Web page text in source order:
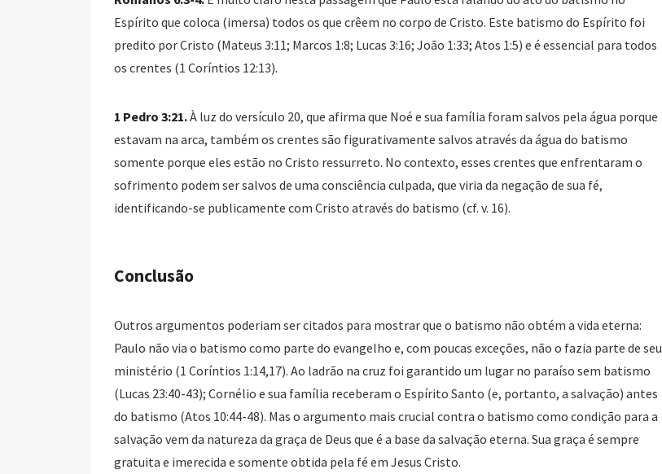
Espírito que coloca (imersa) todos os que crêem no corpo de Cristo. Este batismo do Espírito foi
predito por Cristo (Mateus 3:11; Marcos 1:8; Lucas 3:16; João 1:33; Atos 1:5) e é essencial para todos
os crentes (1 Coríntios 12:13).
1 Pedro 3:21.À luz do versículo 20, que afirma que Noé e sua família foram salvos pela água porque
estavam na arca, também os crentes são figurativamente salvos através da água do batismo
somente porque eles estão no Cristo ressurreto. No contexto, esses crentes que enfrentaram o
sofrimento podem ser salvos de uma consciência culpada, que viria da negação de sua fé,
identificando-se publicamente com Cristo através do batismo (cf. v. 16).
Conclusão
Outros argumentos poderiam ser citados para mostrar que o batismo não obtém a vida eterna:
Paulo não via o batismo como parte do evangelho e, com poucas exceções, não o fazia parte de seu
ministério (1 Coríntios 1:14,17). Ao ladrão na cruz foi garantido um lugar no paraíso sem batismo
(Lucas 23:40-43); Cornélio e sua família receberam o Espírito Santo (e, portanto, a salvação) antes
do batismo (Atos 10:44-48). Mas o argumento mais crucial contra o batismo como condição para a
salvação vem da natureza da graça de Deus que é a base da salvação eterna. Sua graça é sempre
gratuita e imerecida e somente obtida pela fé em Jesus Cristo.